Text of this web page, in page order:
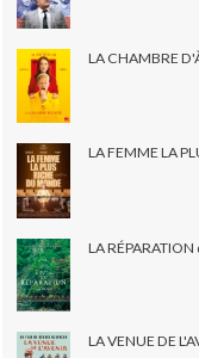
LA CHAMBRE
LA FEMME LA
LA
LA VENUE DE